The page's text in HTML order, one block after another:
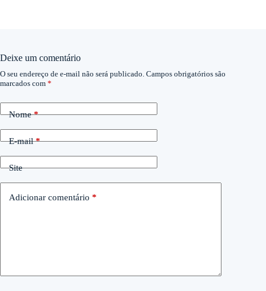
Deixe um comentário
O seu endereço de e-mail não será publicado. Campos obrigatórios são
marcados com *
Nome*
E-mail*
Site
Adicionar comentário *